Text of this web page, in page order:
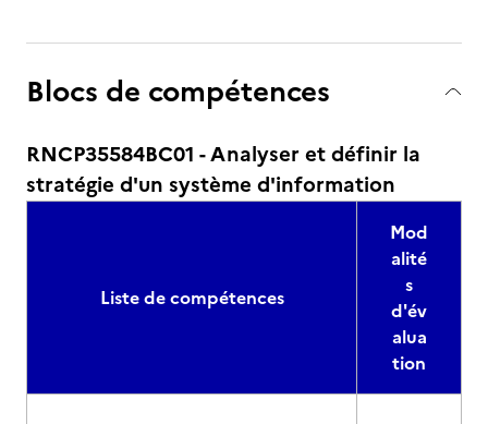
Blocs de compétences
RNCP35584BC01 - Analyser et définir la
stratégie d'un système d'information
Liste de compétences
Mod
alité
s
d'év
alua
tion